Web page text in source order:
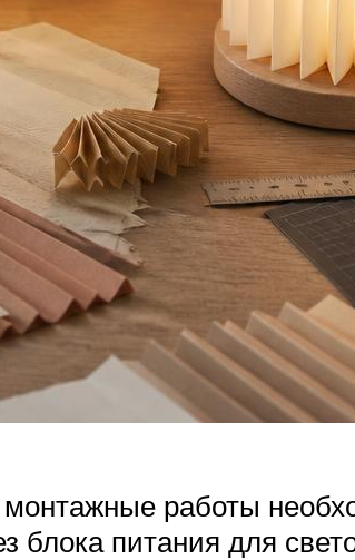
работы
блока питания для